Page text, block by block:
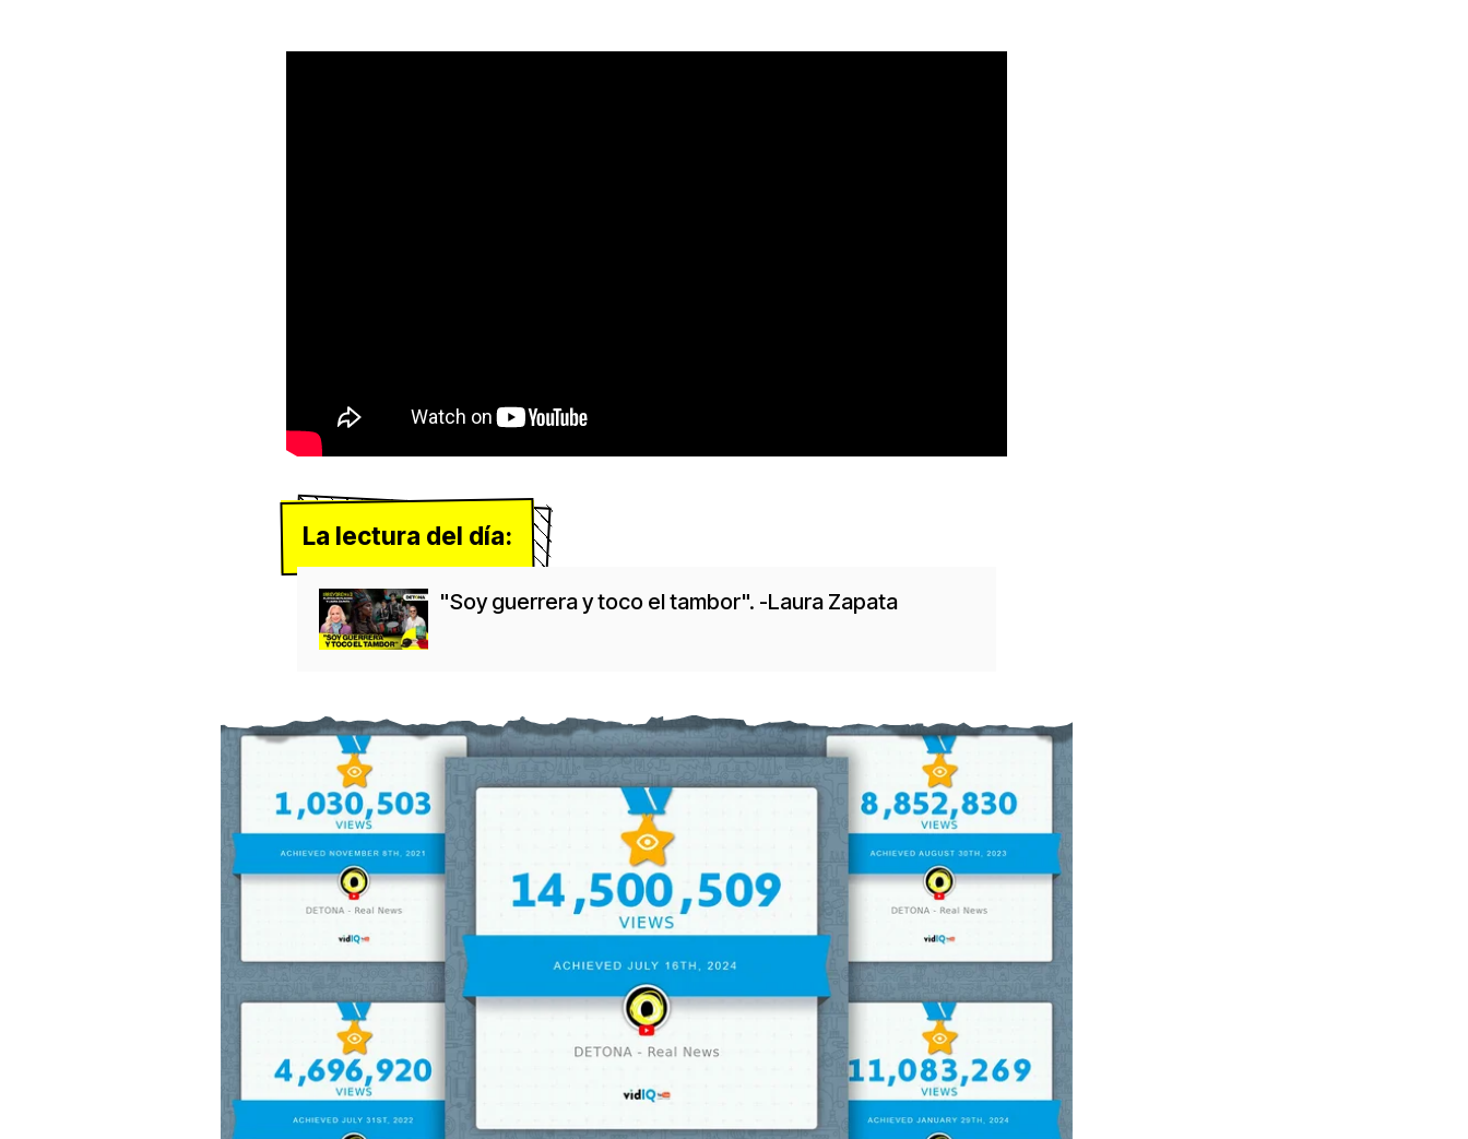
La lectura del día:
"Soy guerrera y toco el tambor". -Laura Zapata